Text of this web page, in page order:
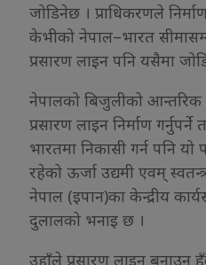
जोडिनेछ । प्राधिकरणले
केभीको नेपाल–भारत
प्रसारण लाइन पनि यसैमा
नेपालको बिजुलीको आन्तरिक
प्रसारण लाइन निर्माण
भारतमा निकासी गर्न पनि
रहेको ऊर्जा उद्यमी एवम्
नेपाल (इपान)का केन्द्रीय
दुलालको भनाइ छ ।
उहाँले प्रसारण लाइन